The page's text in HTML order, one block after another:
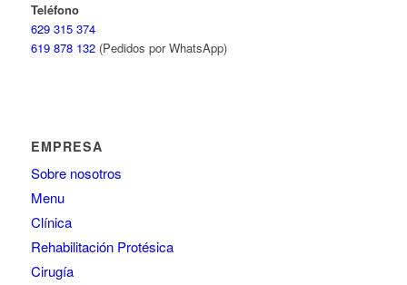
Teléfono
629 315 374
619 878 132(Pedidos por WhatsApp)
EMPRESA
Sobre nosotros
Menu
Clínica
Rehabilitación Protésica
Cirugía